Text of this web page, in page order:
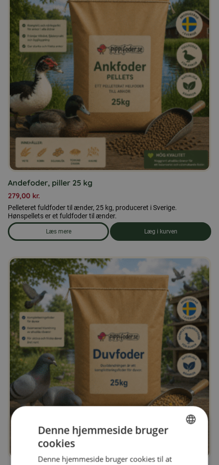
Andefoder, piller 25 kg
279,00 kr.
Pelleteret fuldfoder til ænder, 25 kg, produceret i Sverige.
Hønspellets er et fuldfoder til ænder.
Læs mere
om produkten Andefoder, piller 25 kg
Læg i kurven
FINNISH
Denne hjemmeside bruger
cookies
Denne hjemmeside bruger cookies til at